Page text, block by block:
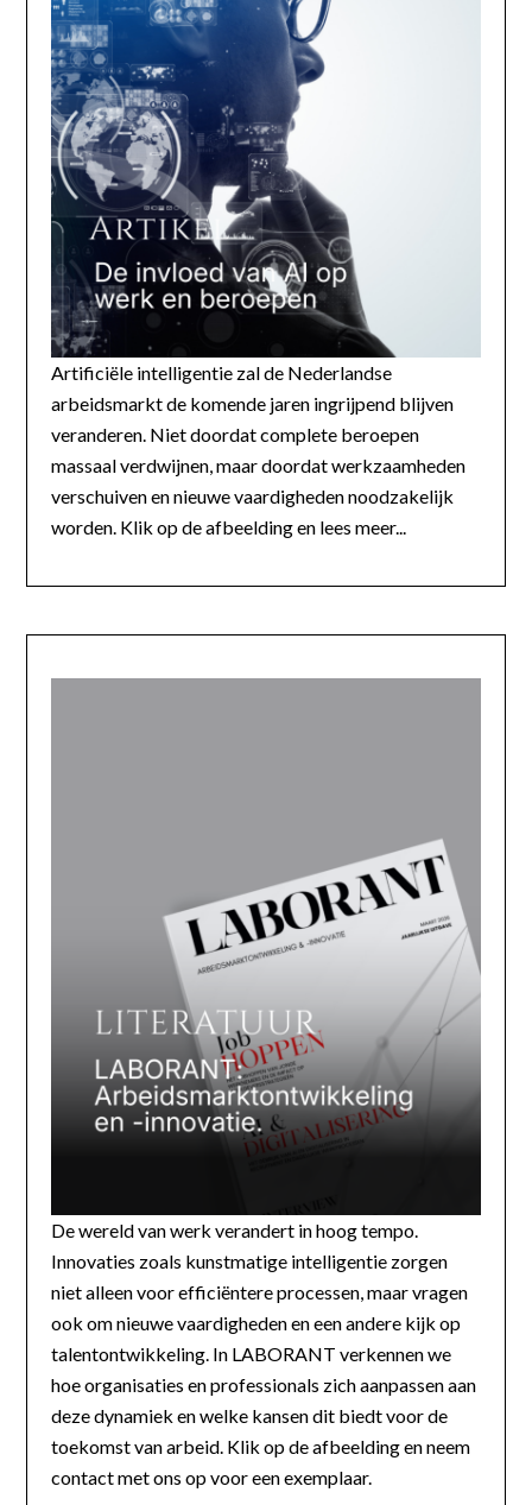
Artificiële intelligentie zal de Nederlandse
arbeidsmarkt de komende jaren ingrijpend blijven
veranderen. Niet doordat complete beroepen
massaal verdwijnen, maar doordat werkzaamheden
verschuiven en nieuwe vaardigheden noodzakelijk
worden. Klik op de afbeelding en lees meer...
De wereld van werk verandert in hoog tempo.
Innovaties zoals kunstmatige intelligentie zorgen
niet alleen voor efficiëntere processen, maar vragen
ook om nieuwe vaardigheden en een andere kijk op
talentontwikkeling. In LABORANT verkennen we
hoe organisaties en professionals zich aanpassen aan
deze dynamiek en welke kansen dit biedt voor de
toekomst van arbeid. Klik op de afbeelding en neem
contact met ons op voor een exemplaar.